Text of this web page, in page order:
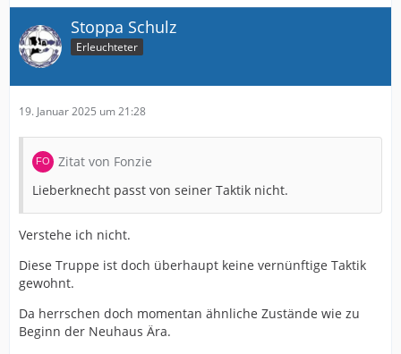
Stoppa Schulz
Erleuchteter
19. Januar 2025 um 21:28
Zitat von Fonzie
Lieberknecht passt von seiner Taktik nicht.
Verstehe ich nicht.
Diese Truppe ist doch überhaupt keine vernünftige Taktik
gewohnt.
Da herrschen doch momentan ähnliche Zustände wie zu
Beginn der Neuhaus Ära.